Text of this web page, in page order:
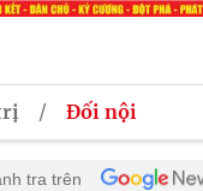
/ Đối nội
tra trên